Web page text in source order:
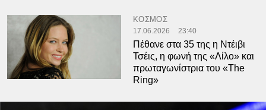
ΚΟΣΜΟΣ
17.06.2026 23:40
Πέθανε στα 35 της η Ντέιβι
Τσέις, η φωνή της «Λίλο» και
πρωταγωνίστρια του «The
Ring»